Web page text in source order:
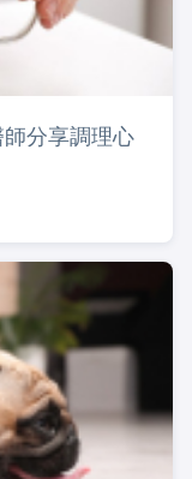
分享調理心